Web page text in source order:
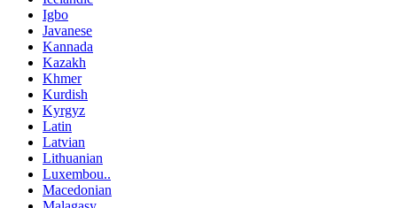
Igbo
Javanese
Kannada
Kazakh
Khmer
Kurdish
Kyrgyz
Latin
Latvian
Lithuanian
Luxembou..
Macedonian